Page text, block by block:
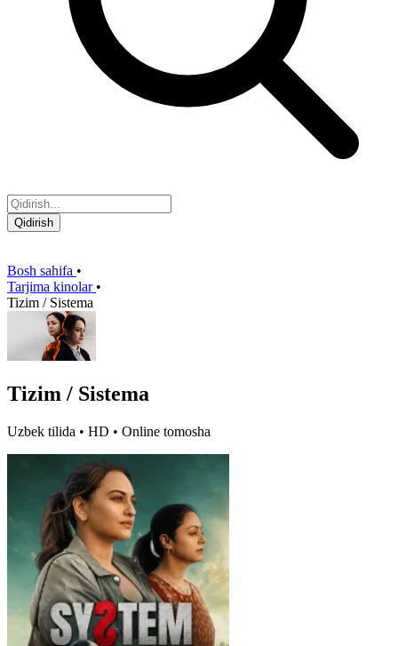
Qidirish
Bosh sahifa •
Tarjima kinolar •
Tizim / Sistema
Tizim / Sistema
Uzbek tilida • HD • Online tomosha